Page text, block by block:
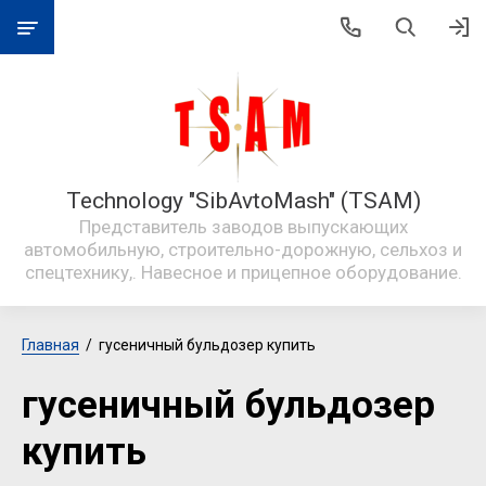
Technology "SibAvtoMash" (TSAM)
Представитель заводов выпускающих
автомобильную, строительно-дорожную, сельхоз и
спецтехнику,. Навесное и прицепное оборудование.
Главная
  /  гусеничный бульдозер купить
гусеничный бульдозер
купить